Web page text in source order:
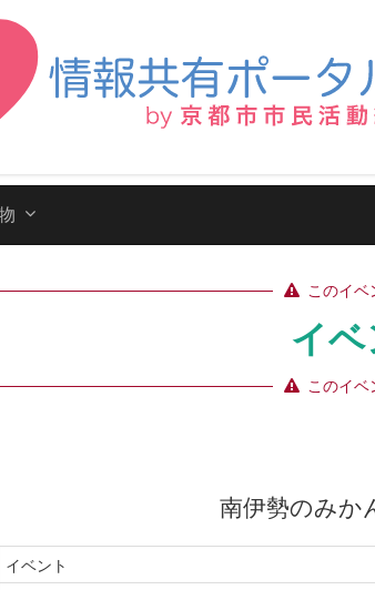
このイベ
イ
このイベ
南伊勢のみか
イベント